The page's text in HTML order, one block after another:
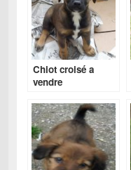
Chiot croisé a
vendre